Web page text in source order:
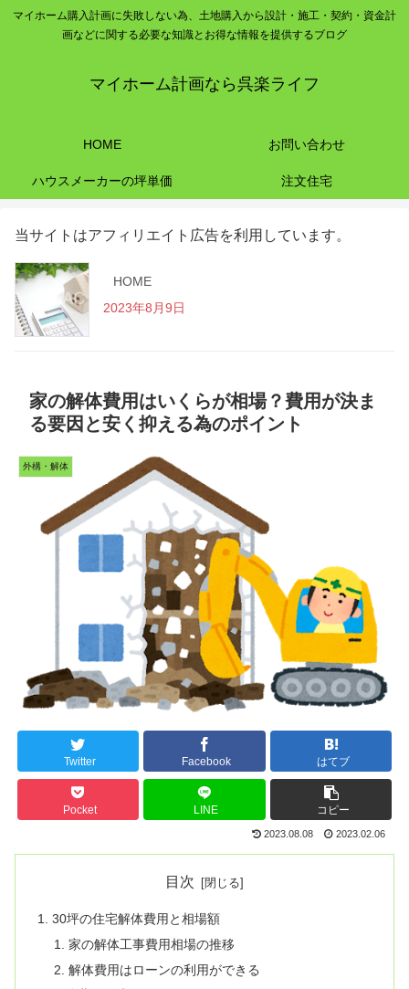
マイホーム購入計画に失敗しない為、土地購入から設計・施工・契約・資金計
画などに関する必要な知識とお得な情報を提供するブログ
マイホーム計画なら呉楽ライフ
HOME お問い合わせ
ハウスメーカーの坪単価 注文住宅
当サイトはアフィリエイト広告を利用しています。
HOME
2023年8月9日
家の解体費用はいくらが相場？費用が決ま
る要因と安く抑える為のポイント
外構・解体
Twitter Facebook はてブ
Pocket LINE コピー
2023.08.08 2023.02.06
目次
30坪の住宅解体費用と相場額
家の解体工事費用相場の推移
解体費用はローンの利用ができる